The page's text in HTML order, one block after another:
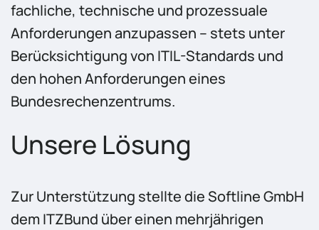
fachliche, technische und prozessuale
Anforderungen anzupassen – stets unter
Berücksichtigung von ITIL-Standards und
den hohen Anforderungen eines
Bundesrechenzentrums.
Unsere Lösung
Zur Unterstützung stellte die Softline GmbH
dem ITZBund über einen mehrjährigen